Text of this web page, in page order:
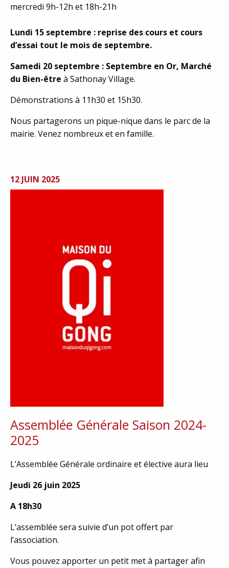
mercredi 9h-12h et 18h-21h
Lundi 15 septembre : reprise des cours et cours
d’essai tout le mois de septembre.
Samedi 20 septembre : Septembre en Or, Marché
du Bien-être à Sathonay Village.
Démonstrations à 11h30 et 15h30.
Nous partagerons un pique-nique dans le parc de la
mairie. Venez nombreux et en famille.
12 JUIN 2025
Assemblée Générale Saison 2024-
2025
L’Assemblée Générale ordinaire et élective aura lieu
Jeudi 26 juin 2025
A 18h30
L’assemblée sera suivie d’un pot offert par
l’association.
Vous pouvez apporter un petit met à partager afin